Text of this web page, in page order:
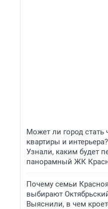
Может ли город стать
квартиры и интерьера?
Узнали, каким будет
панорамный ЖК
Почему семьи
выбирают
Выяснили, в чем